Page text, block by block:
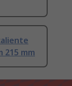
215 mm